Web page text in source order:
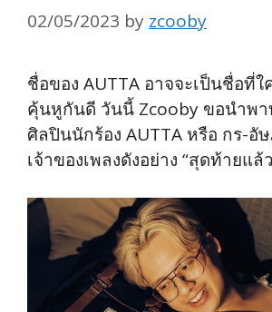
02/05/2023 by zcooby
ชื่อของ AUTTA อาจจะเป็นชื่อที่
คุ้นหูกันดี วันนี้ Zcooby ขอนำพ
ศิลปินนักร้อง AUTTA หรือ กร-อั
เจ้าของเพลงดังอย่าง “สุดท้ายแล้